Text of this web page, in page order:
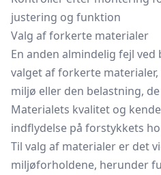
justering og funktion
Valg af forkerte materialer
En anden almindelig fejl
valget af forkerte
miljø eller den belastning,
Materialets kvalitet og
indflydelse på forstykkets
Til valg af materialer er det
miljøforholdene, herunder